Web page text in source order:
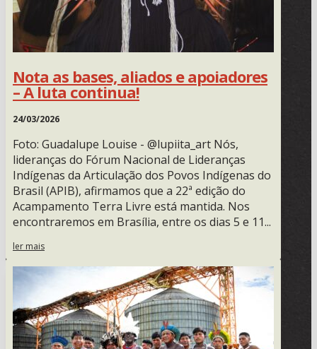
Nota as bases, aliados e apoiadores
– A luta continua!
24/03/2026
Foto: Guadalupe Louise - @lupiita_art Nós,
lideranças do Fórum Nacional de Lideranças
Indígenas da Articulação dos Povos Indígenas do
Brasil (APIB), afirmamos que a 22ª edição do
Acampamento Terra Livre está mantida. Nos
encontraremos em Brasília, entre os dias 5 e 11...
ler mais